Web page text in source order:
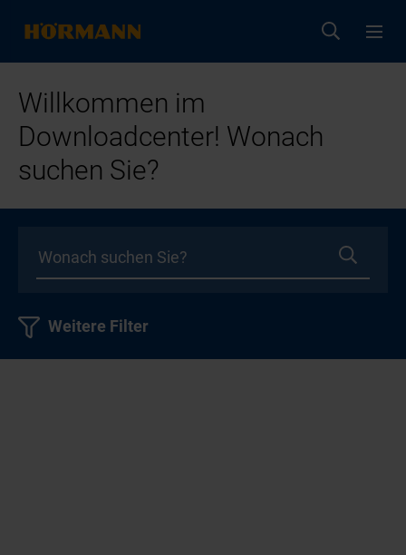
Willkommen im
Downloadcenter! Wonach
suchen Sie?
Weitere Filter